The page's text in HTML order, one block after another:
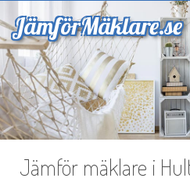
JämförMäklare.se
Jämför mäklare i